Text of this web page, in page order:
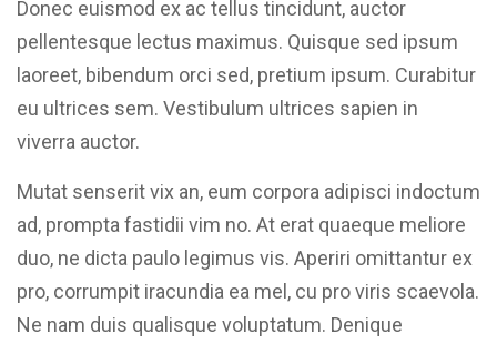
Donec euismod ex ac tellus tincidunt, auctor
pellentesque lectus maximus. Quisque sed ipsum
laoreet, bibendum orci sed, pretium ipsum. Curabitur
eu ultrices sem. Vestibulum ultrices sapien in
viverra auctor.
Mutat senserit vix an, eum corpora adipisci indoctum
ad, prompta fastidii vim no. At erat quaeque meliore
duo, ne dicta paulo legimus vis. Aperiri omittantur ex
pro, corrumpit iracundia ea mel, cu pro viris scaevola.
Ne nam duis qualisque voluptatum. Denique